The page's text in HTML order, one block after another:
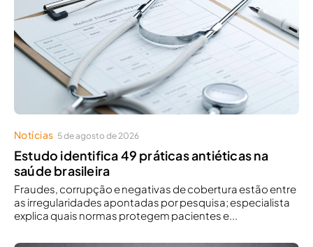
Notícias 5 de agosto de 2026
Estudo identifica 49 práticas antiéticas na
saúde brasileira
Fraudes, corrupção e negativas de cobertura estão entre
as irregularidades apontadas por pesquisa; especialista
explica quais normas protegem pacientes e...